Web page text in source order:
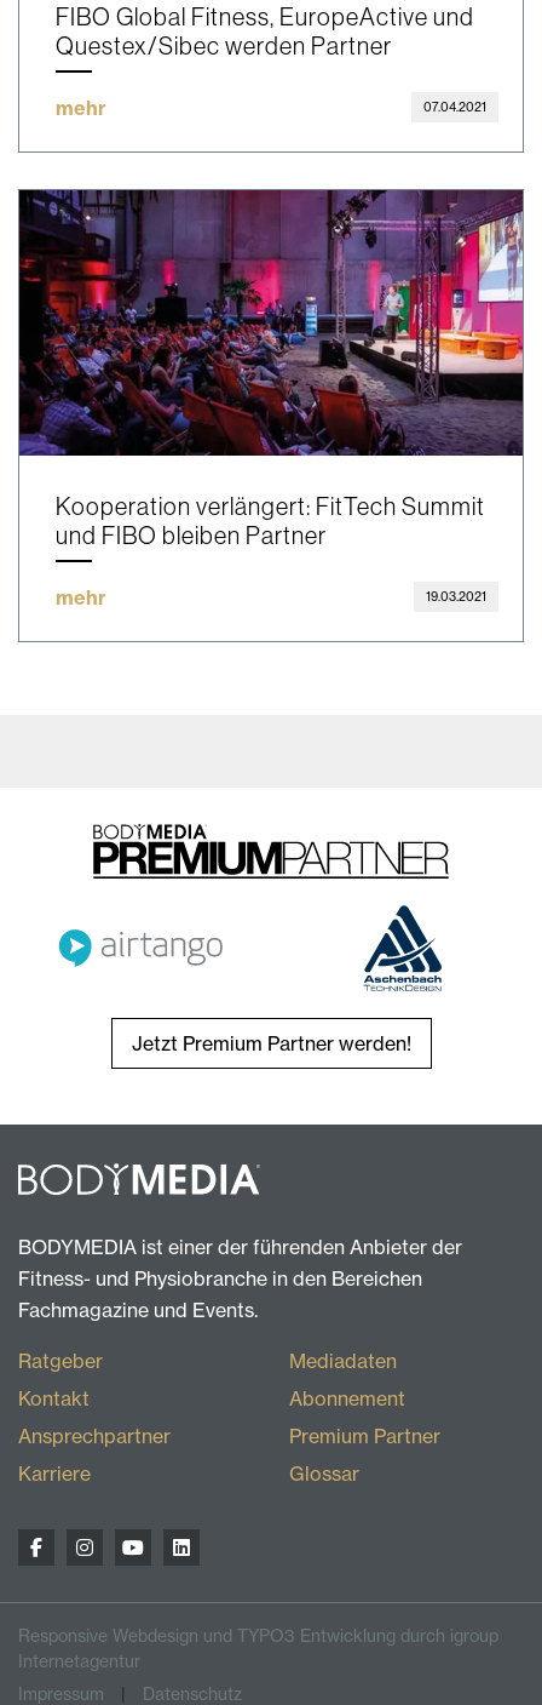
FIBO Global Fitness, EuropeActive und
Questex/Sibec werden Partner
mehr 07.04.2021
Kooperation verlängert: FitTech Summit
und FIBO bleiben Partner
mehr 19.03.2021
Jetzt Premium Partner werden!
BODYMEDIA ist einer der führenden Anbieter der
Fitness- und Physiobranche in den Bereichen
Fachmagazine und Events.
Ratgeber
Kontakt
Ansprechpartner
Karriere
Mediadaten
Abonnement
Premium Partner
Glossar
Responsive Webdesign und TYPO3 Entwicklung durch igroup
Internetagentur
Impressum
Datenschutz